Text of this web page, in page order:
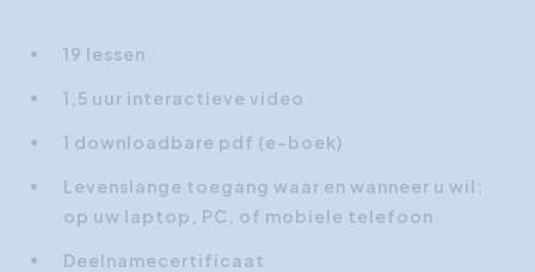
19 lessen
1,5 uur interactieve video
1 downloadbare pdf (e-boek)
Levenslange toegang waar en wanneer u wil:
op uw laptop, PC, of mobiele telefoon
Deelnamecertificaat